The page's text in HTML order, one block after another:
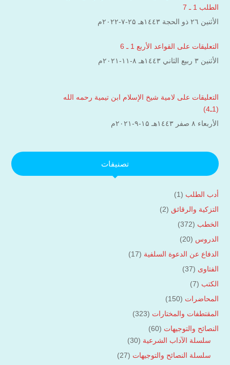
الطلب 1 ـ 7
الأثنين ۲٦ ذو الحجة ۱٤٤۳هـ ۲۵-۷-۲۰۲۲م
التعليقات على القواعد الأربع 1 ـ 6
الأثنين ۳ ربيع الثاني ۱٤٤۳هـ ۸-۱۱-۲۰۲۱م
التعليقات على لامية شيخ الإسلام ابن تيمية رحمه الله
(1ـ4)
الأربعاء ۸ صفر ۱٤٤۳هـ ۱۵-۹-۲۰۲۱م
تصنيفات
أدب الطلب (1)
التزكية والرقائق (2)
الخطب (372)
الدروس (20)
الدفاع عن الدعوة السلفية (17)
الفتاوى (37)
الكتب (7)
المحاضرات (150)
المقتطفات والمختارات (323)
النصائح والتوجيهات (60)
سلسلة الآداب الشرعية (30)
سلسلة النصائح والتوجيهات (27)